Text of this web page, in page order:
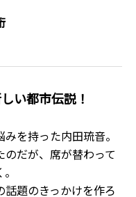
い都市伝説！
を持った内田琉音。
だが、席が替わって
題のきっかけを作ろ